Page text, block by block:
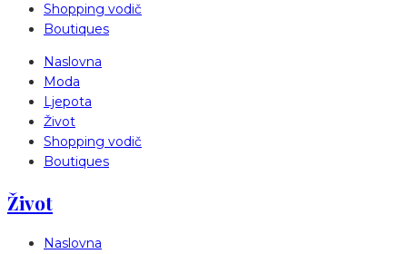
Shopping vodič
Boutiques
Naslovna
Moda
Ljepota
Život
Shopping vodič
Boutiques
Život
Naslovna